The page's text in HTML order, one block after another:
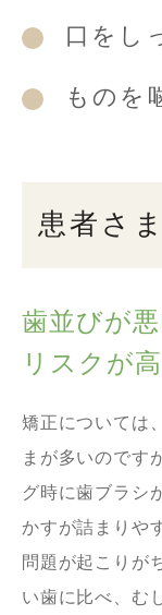
口をし
ものを
患者さ
歯並びが
リスクが
矯正については
まが多いのです
グ時に歯ブラシ
かすが詰まりや
問題が起こりが
い歯に比べ、む